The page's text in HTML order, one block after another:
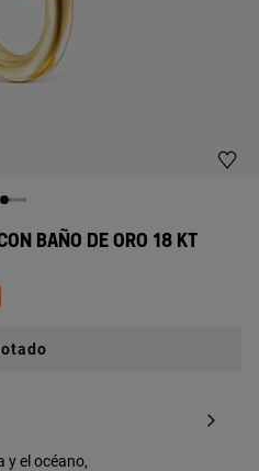
BAÑO DE ORO 18 KT
y el océano,